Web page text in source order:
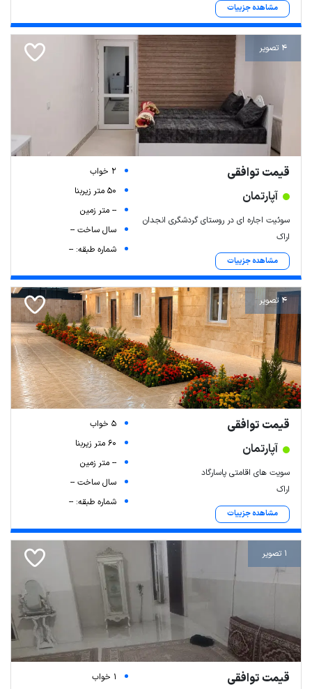
مشاهده جزییات
4 تصویر
قیمت توافقی
آپارتمان
سوئیت اجاره ای در روستای گردشگری انجدان
اراک
مشاهده جزییات
2 خواب
50 متر زیربنا
-- متر زمین
سال ساخت --
شماره طبقه: --
4 تصویر
قیمت توافقی
آپارتمان
سویت های اقامتی پاسارگاد
اراک
مشاهده جزییات
5 خواب
60 متر زیربنا
-- متر زمین
سال ساخت --
شماره طبقه: --
1 تصویر
قیمت توافقی
1 خواب